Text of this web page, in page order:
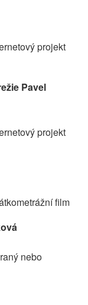
projekt
Pavel
projekt
film
nebo